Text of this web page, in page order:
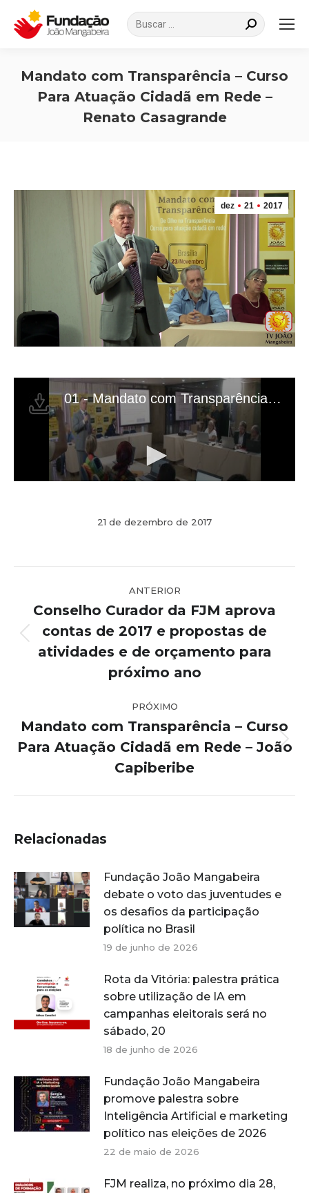
Search:
Mandato com Transparência – Curso
Para Atuação Cidadã em Rede –
Renato Casagrande
dez 21 2017
21 de dezembro de 2017
de
post:
ANTERIOR
Post
anterior:
Conselho Curador da FJM aprova
contas de 2017 e propostas de
atividades e de orçamento para
próximo ano
PRÓXIMO
Próximo
post:
Mandato com Transparência – Curso
Para Atuação Cidadã em Rede – João
Capiberibe
Relacionadas
Fundação João Mangabeira
debate o voto das juventudes e
os desafios da participação
política no Brasil
19 de junho de 2026
Rota da Vitória: palestra prática
sobre utilização de IA em
campanhas eleitorais será no
sábado, 20
18 de junho de 2026
Fundação João Mangabeira
promove palestra sobre
Inteligência Artificial e marketing
político nas eleições de 2026
22 de maio de 2026
FJM realiza, no próximo dia 28,